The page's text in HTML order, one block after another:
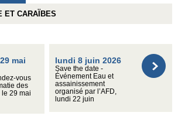
ET CARAÏBES
mai
vous
des
le 29 mai
lundi 8 juin 2026
Save the date -
Événement Eau et
assainissement
organisé par l’AFD,
lundi 22 juin